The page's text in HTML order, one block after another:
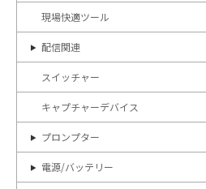
現場快適ツール
配信関連
スイッチャー
キャプチャーデバイス
プロンプター
電源/バッテリー